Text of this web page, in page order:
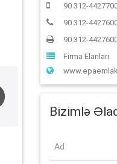
90 312-
90 312-
90 312-
Firma Elanları
Bizimlə